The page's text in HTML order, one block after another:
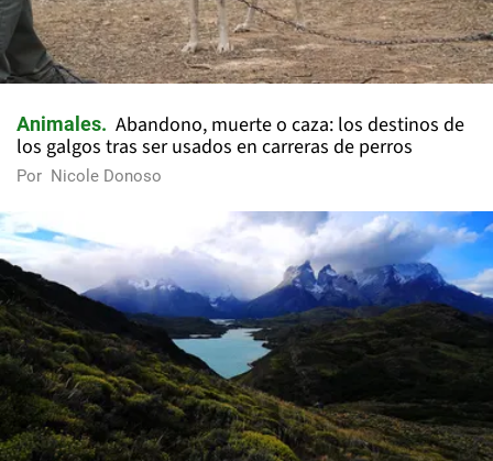
Animales
Abandono, muerte o caza: los destinos de
los galgos tras ser usados en carreras de perros
Por Nicole Donoso